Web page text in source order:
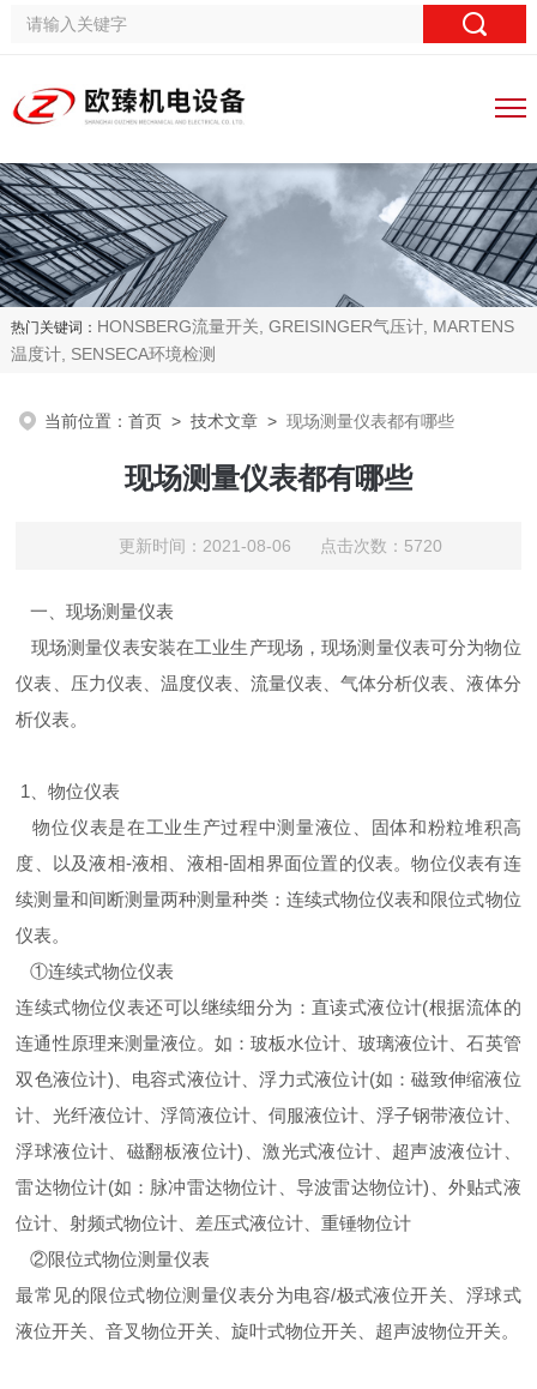
热门关键词： HONSBERG流量开关, GREISINGER气压计, MARTENS
温度计, SENSECA环境检测
当前位置：首页 >技术文章 >现场测量仪表都有哪些
现场测量仪表都有哪些
更新时间：2021-08-06 点击次数：5720
一、现场测量仪表
现场测量仪表安装在工业生产现场，现场测量仪表可分为物位
仪表、压力仪表、温度仪表、流量仪表、气体分析仪表、液体分
析仪表。
1、物位仪表
物位仪表是在工业生产过程中测量液位、固体和粉粒堆积高
度、以及液相-液相、液相-固相界面位置的仪表。物位仪表有连
续测量和间断测量两种测量种类：连续式物位仪表和限位式物位
仪表。
①连续式物位仪表
连续式物位仪表还可以继续细分为：直读式液位计(根据流体的
连通性原理来测量液位。如：玻板水位计、玻璃液位计、石英管
双色液位计)、电容式液位计、浮力式液位计(如：磁致伸缩液位
计、光纤液位计、浮筒液位计、伺服液位计、浮子钢带液位计、
浮球液位计、磁翻板液位计)、激光式液位计、超声波液位计、
雷达物位计(如：脉冲雷达物位计、导波雷达物位计)、外贴式液
位计、射频式物位计、差压式液位计、重锤物位计
②限位式物位测量仪表
最常见的限位式物位测量仪表分为电容/极式液位开关、浮球式
液位开关、音叉物位开关、旋叶式物位开关、超声波物位开关。